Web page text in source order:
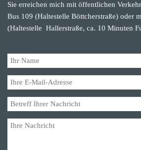
Sie erreichen mich mit öffentlichen
Bus 109 (Haltestelle Böttcherstraße) oder
(Haltestelle Hallerstraße, ca. 10 Minuten